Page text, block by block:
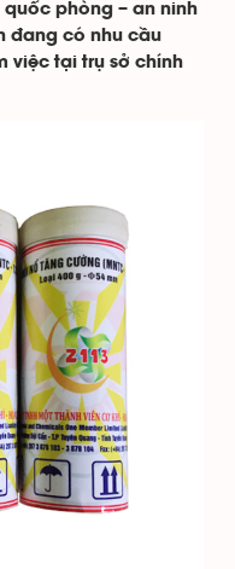
phòng – an ninh
đang có nhu cầu
việc tại trụ sở chính